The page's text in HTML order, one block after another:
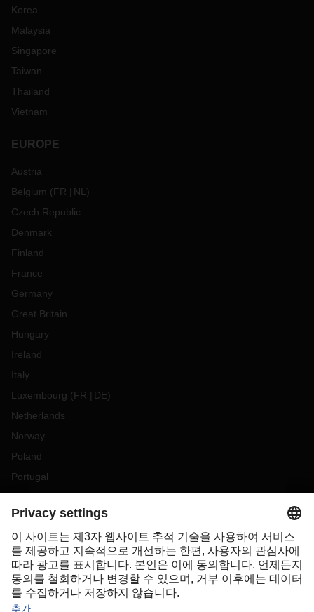
Korea
Malaysia
Singapore
Taiwan
Thailand
Vietnam
EUROPE
Austria
Belgium (FR NL )
Czech Republic
Denmark
Finland
France
Germany
Great Britain
Hungary
Ireland
Italy
Luxembourg (FR DE)
Netherlands
Norway
Poland
Portugal
Romania
Slovakia
Spain
Sweden
Switzerland( DE FR)
Turkey